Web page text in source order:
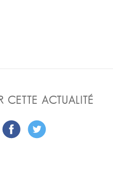
CETTE ACTUALITÉ